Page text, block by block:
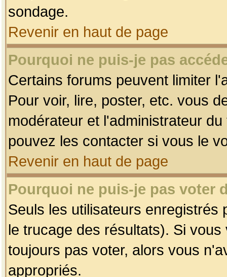
sondage.
Revenir en haut de page
Pourquoi ne puis-je pas
Certains forums peuvent limiter
Pour voir, lire, poster, etc. vous
modérateur et l'administrateur
pouvez les contacter si vous le
Revenir en haut de page
Pourquoi ne puis-je pas voter
Seuls les utilisateurs enregistrés
le trucage des résultats). Si
toujours pas voter, alors vous
appropriés.